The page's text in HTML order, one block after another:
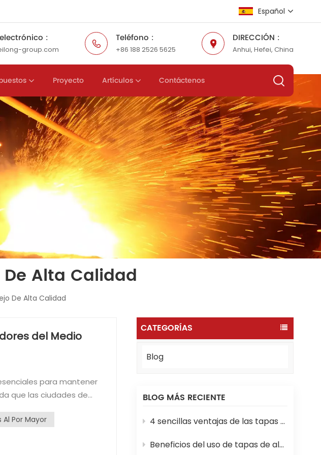
Español
English
Español
عربي
:
group.com
Teléfono :
+86 188 2526 5625
DIRECCIÓN :
Anhui, Hefei, China
Proyecto Artículos Contáctenos
Alta Calidad
De Alta Calidad
CATEGORÍAS
Blog
BLOG MÁS RECIENTE
4 sencillas ventajas de las tapas y marcos de alcantarilla de material compuesto
Beneficios del uso de tapas de alcantarilla SMC en proyectos de construcción modernos
del Medio
que las ciudades de
los fabricantes chinos.
las cubiertas de
el Medio Oriente. He
Por Mayor